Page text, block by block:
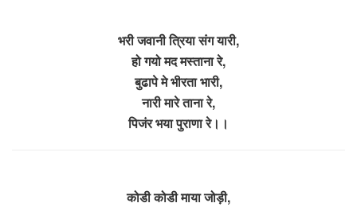
भरी जवानी त्रिया संग यारी,
हो गयो मद मस्ताना रे,
बुढापे मे भीरता भारी,
नारी मारे ताना रे,
पिजंर भया पुराणा रे।।
कोडी कोडी माया जोड़ी,